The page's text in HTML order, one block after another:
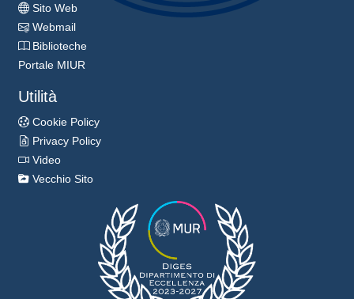
Sito Web
Webmail
Biblioteche
Portale MIUR
Utilità
Cookie Policy
Privacy Policy
Video
Vecchio Sito